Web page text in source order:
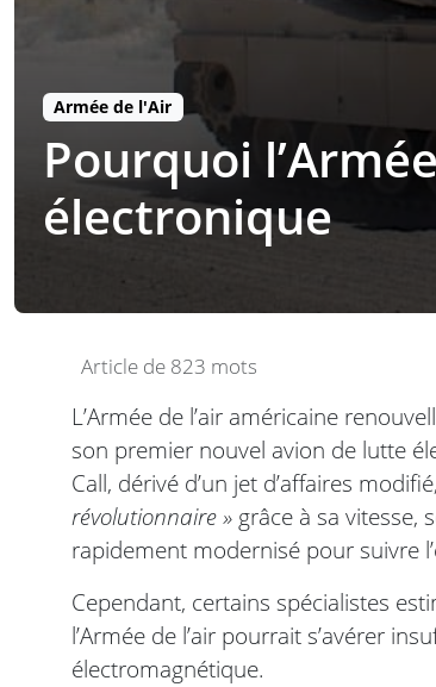
Armée de l'Air
Pourquoi
électronique
Article de 823 mots
L’Armée de l’air américaine
son premier nouvel avion de lutte
Call, dérivé d’un jet d’affaires
révolutionnaire » grâce à sa vitesse,
rapidement modernisé pour suivre
Cependant, certains spécialistes
l’Armée de l’air pourrait s’avérer
électromagnétique.